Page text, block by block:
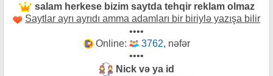
salam herkese bizim saytda tehqir reklam olmaz
Saytlar ayrı ayrıdı amma adamları bir biriylə yazışa bilir
••••
Online:
3762, nəfər
••••
Nick və ya id